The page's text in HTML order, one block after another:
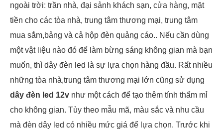
ngoài trời: trần nhà, đại sảnh khách sạn, cửa hàng, mặt
tiền cho các tòa nhà, trung tâm thương mại, trung tâm
mua sắm,bảng và cả hộp đèn quảng cáo.. Nếu cần dùng
một vật liệu nào đó để làm bừng sáng không gian mà bạn
muốn, thì dây đèn led là sự lựa chọn hàng đầu. Rất nhiều
những tòa nhà,trung tâm thương mại lớn cũng sử dụng
dây đèn led 12v như một cách để tạo thêm tính thẩm mỉ
cho không gian. Tùy theo mẫu mã, màu sắc và nhu cầu
mà đèn dây led có nhiều mức giá để lựa chọn. Trước khi